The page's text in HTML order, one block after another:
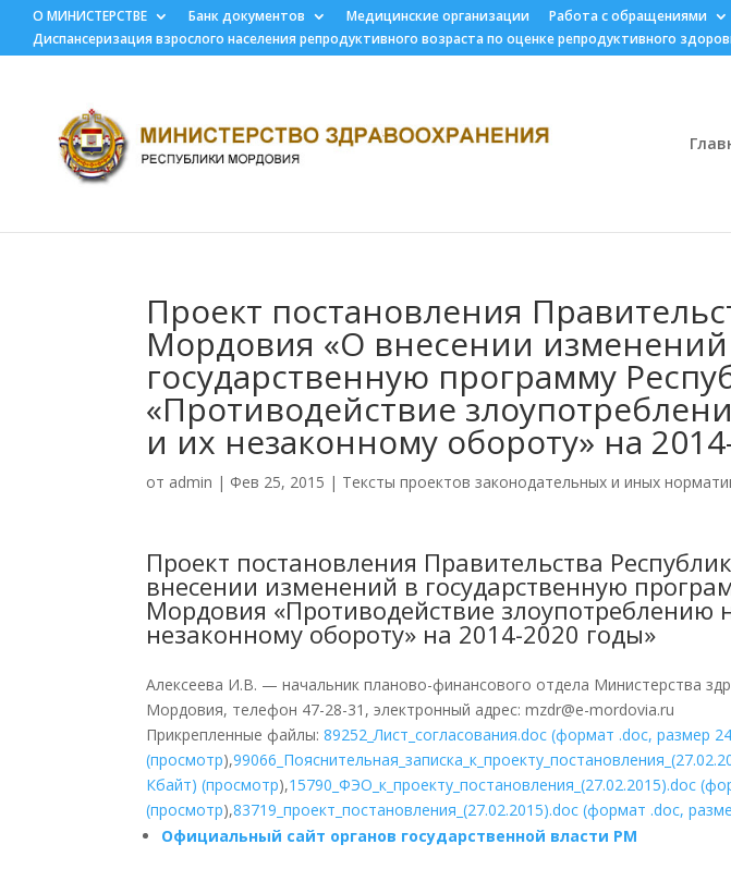
О МИНИСТЕРСТВЕ Банк документов Медицинские организации Работа с обращениями
Диспансеризация взрослого населения репродуктивного возраста по оценке репродуктивного
Проект постановления
Мордовия «О внесении
государственную программу
«Противодействие
и их незаконному обороту» на
от admin | Фев 25, 2015 | Тексты проектов законодательных и иных
Проект постановления Правительства
внесении изменений в государственную
Мордовия «Противодействие злоупотреблению
незаконному обороту» на 2014-2020 годы»
Алексеева И.В. — начальник планово-финансового отдела Министерства
Мордовия, телефон 47-28-31, электронный адрес: mzdr@e-mordovia.ru
Прикрепленные файлы:89252_Лист_согласования.doc (формат .doc, размер
(просмотр),
Кбайт) (просмотр),15790_ФЭО_к_проекту_постановления_(27.02.2015).doc
(просмотр),83719_проект_постановления_(27.02.2015).doc (формат .doc,
Официальный сайт органов государственной власти РМ